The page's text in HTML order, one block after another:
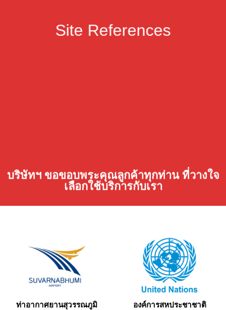
Site References
บริษัทฯ ขอขอบพระคุณลูกค้าทุกท่าน ที่วางใจ
เลือกใช้บริการกับเรา
ท่าอากาศยานสุวรรณภูมิ องค์การสหประชาชาติ